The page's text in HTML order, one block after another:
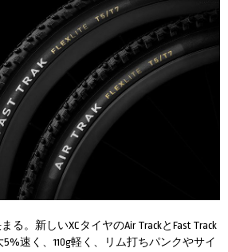
る。新しいXCタイヤのAir TrackとFast Track
速く、110g軽く、リム打ちパンクやサイ